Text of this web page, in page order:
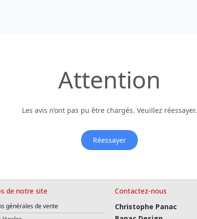
Attention
Les avis n’ont pas pu être chargés. Veuillez réessayer.
Réessayer
de notre site
générales de vente
Contactez-nous
Christophe Panac